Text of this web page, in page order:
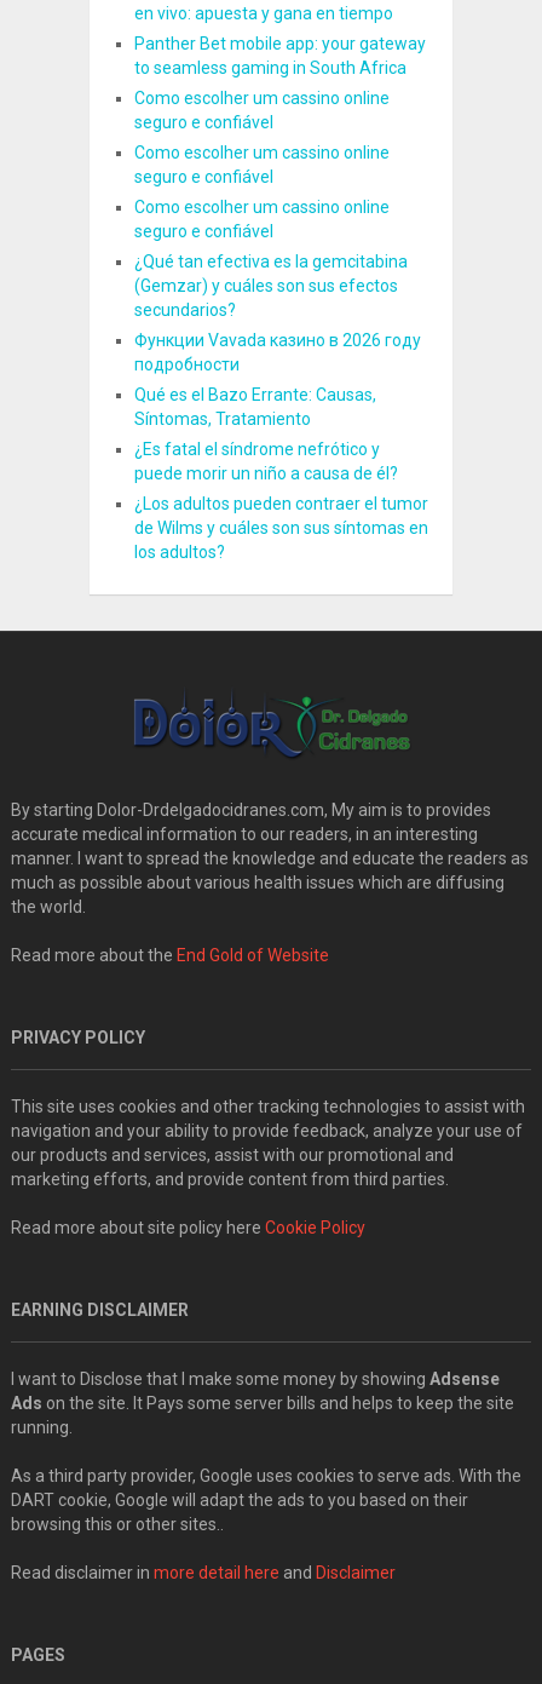
en vivo: apuesta y gana en tiempo
Panther Bet mobile app: your gateway
to seamless gaming in South Africa
Como escolher um cassino online
seguro e confiável
Como escolher um cassino online
seguro e confiável
Como escolher um cassino online
seguro e confiável
¿Qué tan efectiva es la gemcitabina
(Gemzar) y cuáles son sus efectos
secundarios?
Функции Vavada казино в 2026 году
подробности
Qué es el Bazo Errante: Causas,
Síntomas, Tratamiento
¿Es fatal el síndrome nefrótico y
puede morir un niño a causa de él?
¿Los adultos pueden contraer el tumor
de Wilms y cuáles son sus síntomas en
los adultos?
By starting Dolor-Drdelgadocidranes.com, My aim is to provides
accurate medical information to our readers, in an interesting
manner. I want to spread the knowledge and educate the readers as
much as possible about various health issues which are diffusing
the world.
Read more about the End Gold of Website
PRIVACY POLICY
This site uses cookies and other tracking technologies to assist with
navigation and your ability to provide feedback, analyze your use of
our products and services, assist with our promotional and
marketing efforts, and provide content from third parties.
Read more about site policy here Cookie Policy
EARNING DISCLAIMER
I want to Disclose that I make some money by showing Adsense
Ads on the site. It Pays some server bills and helps to keep the site
running.
As a third party provider, Google uses cookies to serve ads. With the
DART cookie, Google will adapt the ads to you based on their
browsing this or other sites..
Read disclaimer in more detail here and Disclaimer
PAGES